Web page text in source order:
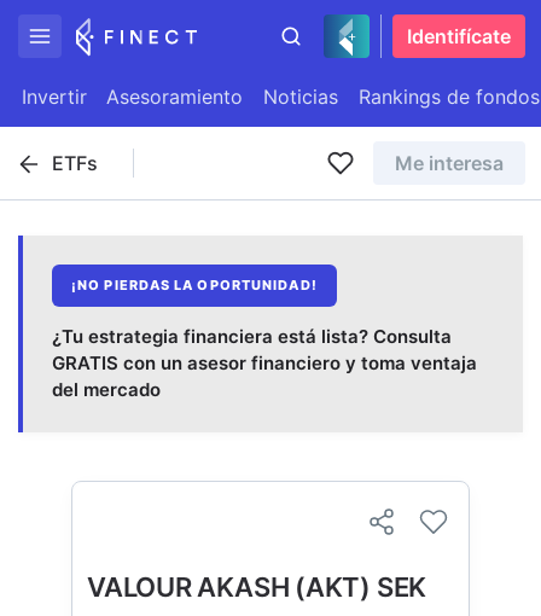
Identifícate
Invertir Asesoramiento Noticias Rankings de fondos
ETFs Me interesa
¡NO PIERDAS LA OPORTUNIDAD!
¿Tu estrategia financiera está lista? Consulta
GRATIS con un asesor financiero y toma ventaja
del mercado
VALOUR AKASH (AKT) SEK